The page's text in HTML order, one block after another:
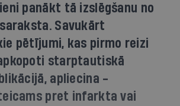
panākt tā izslēgšanu no
Savukārt
pētījumi, kas pirmo reizi
starptautiskā
apliecina -
pret infarkta vai